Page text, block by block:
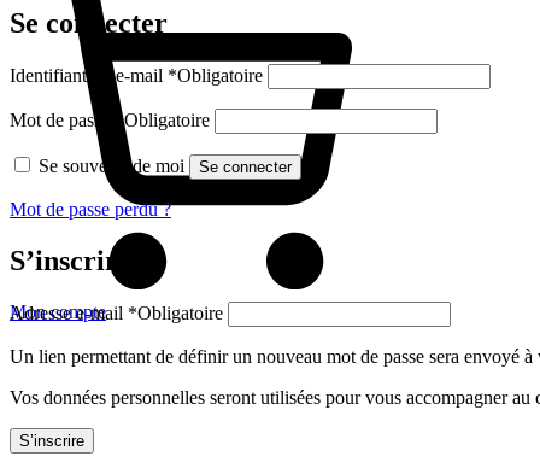
Mon compte
Se connecter
Identifiant ou e-mail *Obligatoire
Mot de passe *Obligatoire
Se souvenir de moi Se connecter
Mot de passe perdu ?
S’inscrire
Adresse e-mail *Obligatoire
Un lien permettant de définir un nouveau mot de passe sera envoyé à
Vos données personnelles seront utilisées pour vous accompagner
S’inscrire